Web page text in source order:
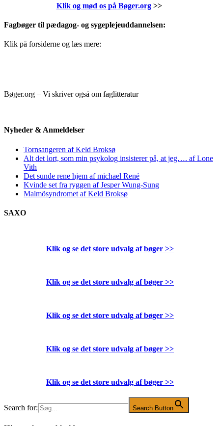
Klik og mød os på Bøger.org>>
Fagbøger til pædagog- og sygeplejeuddannelsen:
Klik på forsiderne og læs mere:
Bøger.org – Vi skriver også om faglitteratur
Nyheder & Anmeldelser
Tornsangeren af Keld Broksø
Alt det lort, som min psykolog insisterer på, at jeg…. af Lone
Vith
Det sunde rene hjem af michael René
Kvinde set fra ryggen af Jesper Wung-Sung
Malmösyndromet af Keld Broksø
SAXO
Klik og se det store udvalg af bøger >>
Klik og se det store udvalg af bøger >>
Klik og se det store udvalg af bøger >>
Klik og se det store udvalg af bøger >>
Klik og se det store udvalg af bøger >>
Search for: Search Button